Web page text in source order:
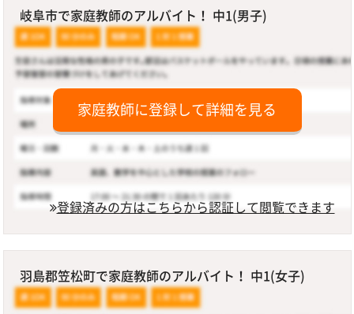
岐阜市で家庭教師のアルバイト！ 中1(男子)
家庭教師に登録して詳細を見る
登録済みの方はこちらから認証して閲覧できます
羽島郡笠松町で家庭教師のアルバイト！ 中1(女子)